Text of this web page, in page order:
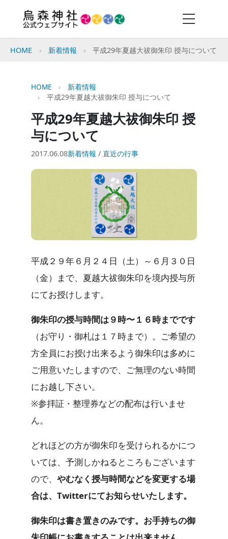
HOME 新着情報 平成29年夏越大祓御朱印 授与について
HOME
新着情報
平成29年夏越大祓御朱印 授与について
平成29年夏越大祓御朱印 授
与について
2017.06.08新着情報 / 直近の行事
平成２９年６月２４日（土）～６月３０日
（金）まで、夏越大祓御朱印を境内授与所
にてお授けします。
御朱印の授与時間は９時〜１６時までです
（お守り・御札は１７時まで）。ご希望の
方全員にお授け出来るよう御朱印は多めに
ご用意いたしますので、ご無理のない時間
にお越し下さい。
※参拝証・整理券などの配布は行いませ
ん。
どれほどの方が御朱印を受けられるかにつ
いては、予測しかねるところもございます
ので、 やむなく授与時間などを変更する場
合は、Twitterにてお知らせいたします。
御朱印は書き置きのみです。お手持ちの御